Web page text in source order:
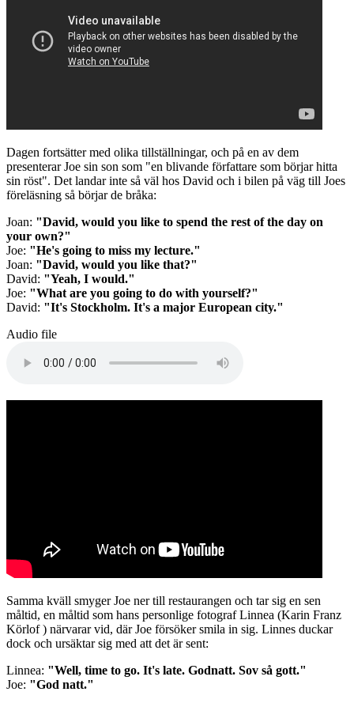
Dagen fortsätter med olika tillställningar, och på en av dem
presenterar Joe sin son som "en blivande författare som börjar hitta
sin röst". Det landar inte så väl hos David och i bilen på väg till Joes
föreläsning så börjar de bråka:
Joan: "David, would you like to spend the rest of the day on
your own?"
Joe: "He's going to miss my lecture."
Joan: "David, would you like that?"
David: "Yeah, I would."
Joe: "What are you going to do with yourself?"
David: "It's Stockholm. It's a major European city."
Audio file
Samma kväll smyger Joe ner till restaurangen och tar sig en sen
måltid, en måltid som hans personlige fotograf Linnea (Karin Franz
Körlof ) närvarar vid, där Joe försöker smila in sig. Linnes duckar
dock och ursäktar sig med att det är sent:
Linnea: "Well, time to go. It's late. Godnatt. Sov så gott."
Joe: "God natt."